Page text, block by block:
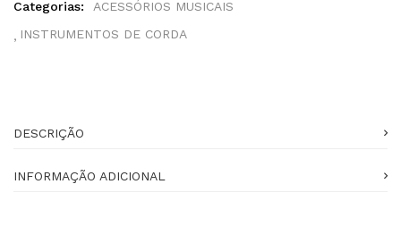
Categorias:
ACESSÓRIOS MUSICAIS
INSTRUMENTOS DE CORDA
DESCRIÇÃO
INFORMAÇÃO ADICIONAL